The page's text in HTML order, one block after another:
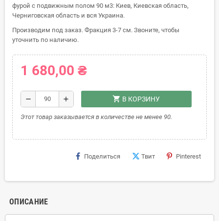
фурой c подвижным полом 90 м3: Киев, Киевская область,
Черниговская область и вся Украина.
Производим под заказ. Фракция 3-7 см. Звоните, чтобы
уточнить по наличию.
1 680,00 ₴
remove add shopping_cart В КОРЗИНУ
Этот товар заказывается в количестве не менее 90.
Поделиться Твит Pinterest
ОПИСАНИЕ